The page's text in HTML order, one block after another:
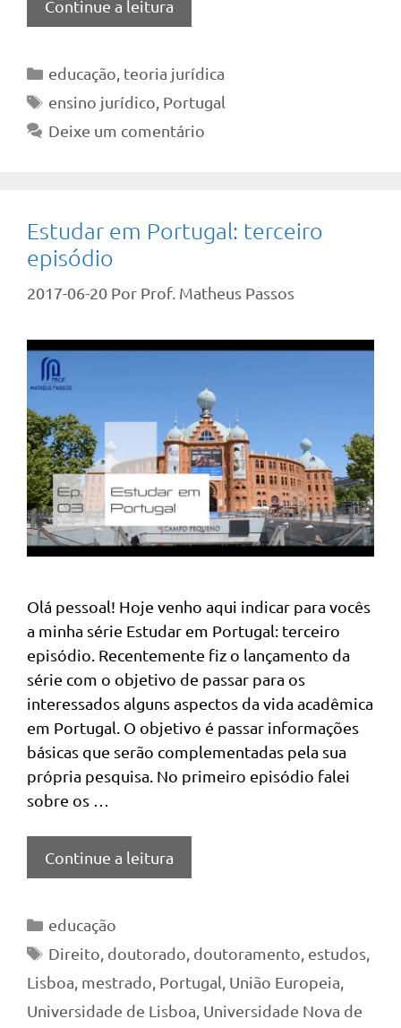
Continue a leitura
Categorias
educação teoria jurídica
Tags
ensino jurídico Portugal
Deixe um comentário
Estudar em Portugal: terceiro
episódio
2017-06-20 Por Prof. Matheus Passos
Olá pessoal! Hoje venho aqui indicar para vocês
a minha série Estudar em Portugal: terceiro
episódio. Recentemente fiz o lançamento da
série com o objetivo de passar para os
interessados alguns aspectos da vida acadêmica
em Portugal. O objetivo é passar informações
básicas que serão complementadas pela sua
própria pesquisa. No primeiro episódio falei
sobre os …
Continue a leitura
Categorias
educação
Tags
Direito, doutorado, doutoramento, estudos,
Lisboa, mestrado, Portugal, União Europeia,
Universidade de Lisboa, Universidade Nova de